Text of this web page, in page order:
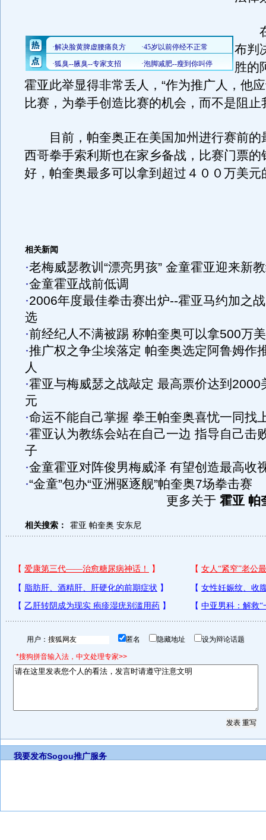
在
布判
胜的
霍亚此举显得非常丢人，“作为推广人，他
比赛，为拳手创造比赛的机会，而不是阻止
目前，帕奎奥正在美国加州进行赛前的
西哥拳手索利斯也在家乡备战，比赛门票的
好，帕奎奥最多可以拿到超过４００万美元
相关新闻
·老梅威瑟教训“漂亮男孩” 金童霍亚迎来新
·金童霍亚战前低调
·2006年度最佳拳击赛出炉--霍亚马约加之
选
·前经纪人不满被踢 称帕奎奥可以拿500万
·推广权之争尘埃落定 帕奎奥选定阿鲁姆作
人
·霍亚与梅威瑟之战敲定 最高票价达到2000
元
·命运不能自己掌握 拳王帕奎奥喜忧一同找
·霍亚认为教练会站在自己一边 指导自己击
子
·金童霍亚对阵俊男梅威泽 有望创造最高收
·“金童”包办“亚洲驱逐舰”帕奎奥7场拳击赛
更多关于 霍亚 帕
相关搜索： 霍亚 帕奎奥 安东尼
用户： 匿名 隐藏地址 设为辩论话题
*搜狗拼音输入法，中文处理专家>>
我要发布Sogou推广服务